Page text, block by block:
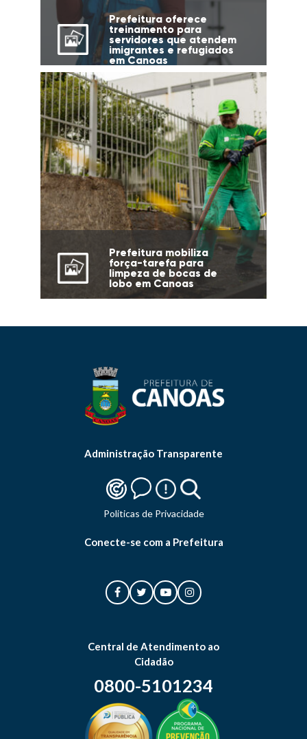
Prefeitura oferece
treinamento para
servidores que atendem
imigrantes e refugiados
em Canoas
Prefeitura mobiliza
força-tarefa para
limpeza de bocas de
lobo em Canoas
Administração Transparente
Politicas de Privacidade
Conecte-se com a Prefeitura
Central de Atendimento ao
Cidadão
0800-5101234